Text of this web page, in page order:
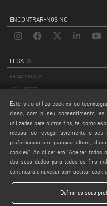
ENCONTRAR-NOS NO
LEGALS
PRIVACY POLICY
LEGAL NOTES
COOKIE POLICY
GENERAL TERMS AND CONDITIONS
CONFIGURAÇÕES DE COOKIES
Este sítio utiliza cookies ou
disso, com o seu consentimento,
utilizadas para outros fins, tal como
recusar ou revogar livremente o seu
preferências em qualquer altura,
cookies". Ao clicar em "Aceitar todos
dos seus dados para todos os fins
continuará a navegar sem aceitar
Definir as suas